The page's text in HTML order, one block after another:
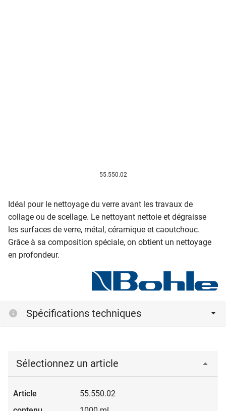
55.550.02
Idéal pour le nettoyage du verre avant les travaux de
collage ou de scellage. Le nettoyant nettoie et dégraisse
les surfaces de verre, métal, céramique et caoutchouc.
Grâce à sa composition spéciale, on obtient un nettoyage
en profondeur.
Spécifications techniques
Sélectionnez un article
55.550.02